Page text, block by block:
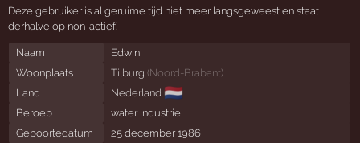
Deze gebruiker is al geruime tijd niet meer langsgeweest en staat
derhalve op non-actief.
Naam
Edwin
Woonplaats
Tilburg (Noord-Brabant)
Land
Nederland 🇳🇱
Beroep
water industrie
Geboortedatum
25 december 1986